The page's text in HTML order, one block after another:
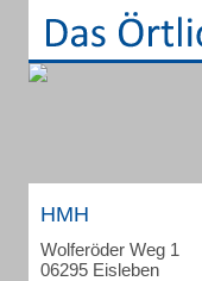
HMH
Wolferöder Weg 1
06295 Eisleben